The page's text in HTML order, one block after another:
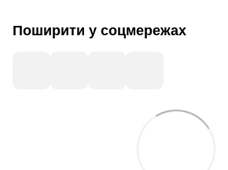
Поширити у соцмережах